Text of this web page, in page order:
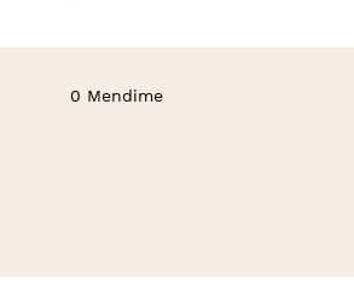
0 Mendime